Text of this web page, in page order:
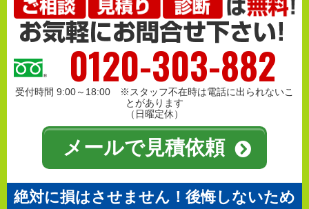
0120-303-882
受付時間 9:00～18:00 ※スタッフ不在時は電話に出られないこ
とがあります
（日曜定休）
メールで見積依頼
絶対に損はさせません！後悔しないため